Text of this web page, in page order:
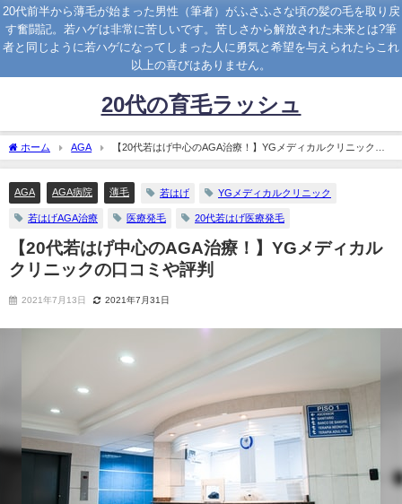
20代前半から薄毛が始まった男性（筆者）がふさふさな頃の髪の毛を取り戻
す奮闘記。若ハゲは非常に苦しいです。苦しさから解放された未来とは?筆
者と同じように若ハゲになってしまった人に勇気と希望を与えられたらこれ
以上の喜びはありません。
20代の育毛ラッシュ
ホーム AGA
【20代若はげ中心のAGA治療！】YGメディカルクリニックの
口コミや評判
AGA AGA病院 薄毛 若はげ YGメディカルクリニック
若はげAGA治療 医療発毛 20代若はげ医療発毛
【20代若はげ中心のAGA治療！】YGメディカル
クリニックの口コミや評判
2021年7月13日 2021年7月31日